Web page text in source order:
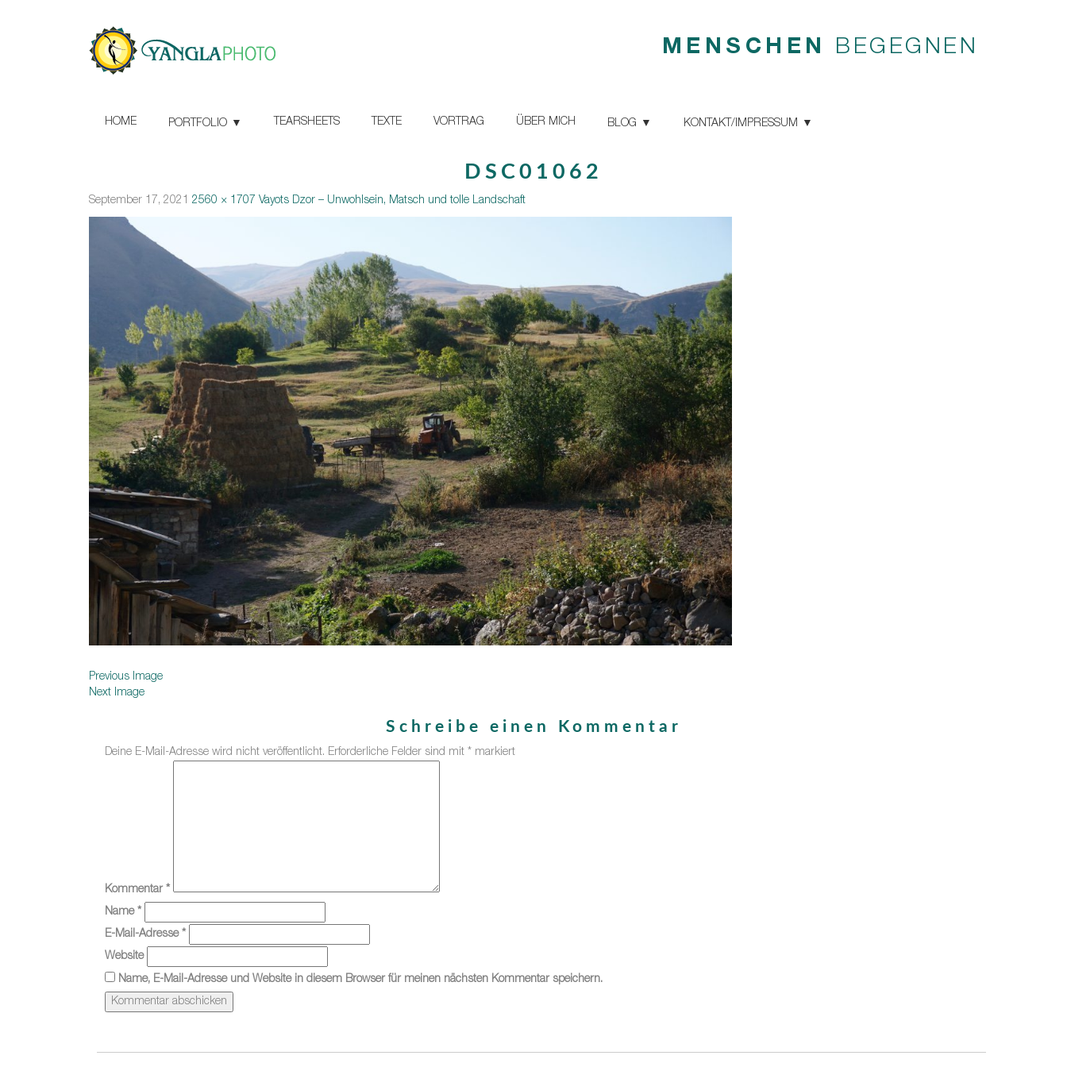
MENSCHEN BEGEGNEN
HOME PORTFOLIO TEARSHEETS TEXTE VORTRAG ÜBER MICH BLOG KONTAKT/IMPRESSUM
DSC01062
September 17, 2021 2560 × 1707 Vayots Dzor – Unwohlsein, Matsch und tolle Landschaft
Previous Image
Next Image
Schreibe einen Kommentar
Deine E-Mail-Adresse wird nicht veröffentlicht. Erforderliche Felder sind mit * markiert
Kommentar *
Name *
E-Mail-Adresse *
Website
Name, E-Mail-Adresse und Website in diesem Browser für meinen nächsten Kommentar speichern.